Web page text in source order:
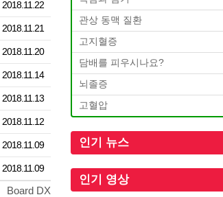
2018.11.22
2018.11.21
2018.11.20
2018.11.14
2018.11.13
2018.11.12
2018.11.09
2018.11.09
Board DX
관상 동맥 질환
고지혈증
담배를 피우시나요?
뇌졸증
고혈압
인기 뉴스
인기 영상